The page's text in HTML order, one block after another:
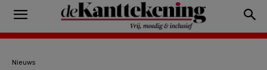
Nieuws